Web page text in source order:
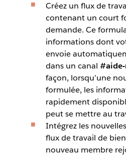
Créez un flux de
contenant un court
demande. Ce
informations dont
envoie
dans un canal
façon, lorsqu’une
formulée, les
rapidement
peut se mettre au
Intégrez les
flux de travail de
nouveau membre